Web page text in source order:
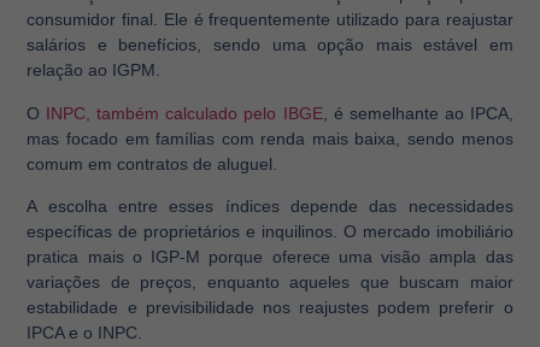
consumidor final. Ele é frequentemente utilizado para reajustar
salários e benefícios, sendo uma opção mais estável em
relação ao IGPM.
O INPC, também calculado pelo IBGE, é semelhante ao IPCA,
mas focado em famílias com renda mais baixa, sendo menos
comum em contratos de aluguel.
A escolha entre esses índices depende das necessidades
específicas de proprietários e inquilinos. O mercado imobiliário
pratica mais o IGP-M porque oferece uma visão ampla das
variações de preços, enquanto aqueles que buscam maior
estabilidade e previsibilidade nos reajustes podem preferir o
IPCA e o INPC.